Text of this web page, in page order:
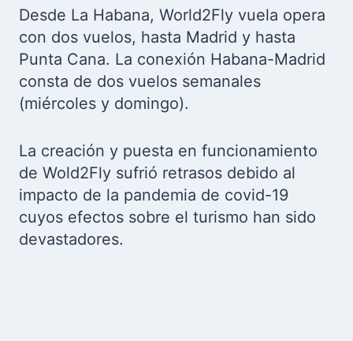
Desde La Habana, World2Fly vuela opera
con dos vuelos, hasta Madrid y hasta
Punta Cana. La conexión Habana-Madrid
consta de dos vuelos semanales
(miércoles y domingo).
La creación y puesta en funcionamiento
de Wold2Fly sufrió retrasos debido al
impacto de la pandemia de covid-19
cuyos efectos sobre el turismo han sido
devastadores.